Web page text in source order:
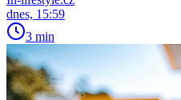
dnes, 15:59
3 min